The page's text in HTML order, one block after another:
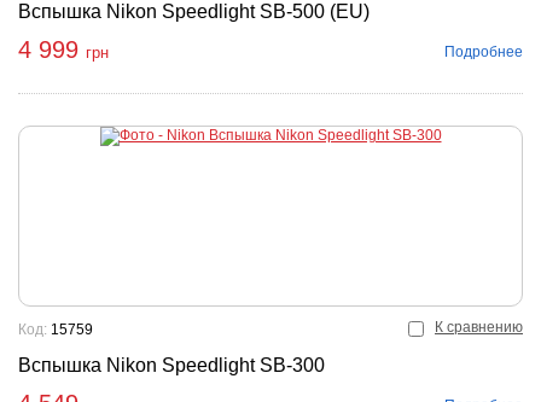
Вспышка Nikon Speedlight SB-500 (EU)
4 999 грн Подробнее
К сравнению
Вспышка Nikon Speedlight SB-300
Код: 15759